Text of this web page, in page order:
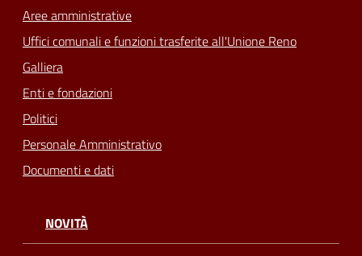
Aree amministrative
Uffici comunali e funzioni trasferite all'Unione Reno
Galliera
Enti e fondazioni
Politici
Personale Amministrativo
Documenti e dati
NOVITÀ